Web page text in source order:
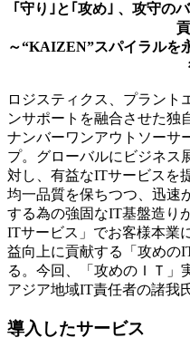
｢守り｣と｢攻め｣ 、攻守の
～“KAIZEN”スパイラルを
ロジスティクス、プラント
ンサポートを融合させた独
ナンバーワンアウトソーサ
プ。グローバルにビジネス
対し、有益なITサービスを
均一品質を保ちつつ、迅速
する為の強固なIT基盤造り
ITサービス」でお客様本業
益向上に貢献する「攻めの
る。今回、「攻めのＩＴ」
アジア地域IT責任者の諸我
導入したサービス